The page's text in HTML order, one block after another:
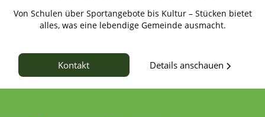
Von Schulen über Sportangebote bis Kultur – Stücken bietet
alles, was eine lebendige Gemeinde ausmacht.
Kontakt Details anschauen